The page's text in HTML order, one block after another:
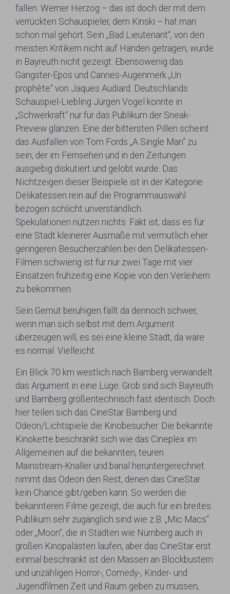
fallen. Werner Herzog – das ist doch der mit dem
verrückten Schauspieler, dem Kinski – hat man
schon mal gehört. Sein „Bad Lieutenant“, von den
meisten Kritikern nicht auf Händen getragen, wurde
in Bayreuth nicht gezeigt. Ebensowenig das
Gangster-Epos und Cannes-Augenmerk „Un
prophète“ von Jaques Audiard. Deutschlands
Schauspiel-Liebling Jürgen Vogel konnte in
„Schwerkraft“ nur für das Publikum der Sneak-
Preview glänzen. Eine der bittersten Pillen scheint
das Ausfallen von Tom Fords „A Single Man“ zu
sein, der im Fernsehen und in den Zeitungen
ausgiebig diskutiert und gelobt wurde. Das
Nichtzeigen dieser Beispiele ist in der Kategorie
Delikatessen rein auf die Programmauswahl
bezogen schlicht unverständlich.
Spekulationen nützen nichts. Fakt ist, dass es für
eine Stadt kleinerer Ausmaße mit vermutlich eher
geringeren Besucherzahlen bei den Delikatessen-
Filmen schwierig ist für nur zwei Tage mit vier
Einsätzen frühzeitig eine Kopie von den Verleihern
zu bekommen.
Sein Gemüt beruhigen fällt da dennoch schwer,
wenn man sich selbst mit dem Argument
überzeugen will, es sei eine kleine Stadt, da wäre
es normal. Vielleicht.
Ein Blick 70 km westlich nach Bamberg verwandelt
das Argument in eine Lüge. Grob sind sich Bayreuth
und Bamberg größentechnisch fast identisch. Doch
hier teilen sich das CineStar Bamberg und
Odeon/Lichtspiele die Kinobesucher. Die bekannte
Kinokette beschränkt sich wie das Cineplex im
Allgemeinen auf die bekannten, teuren
Mainstream-Knaller und banal heruntergerechnet
nimmt das Odeon den Rest, denen das CineStar
kein Chance gibt/geben kann. So werden die
bekannteren Filme gezeigt, die auch für ein breites
Publikum sehr zugänglich sind wie z.B. „Mic Macs“
oder „Moon“, die in Städten wie Nürnberg auch in
großen Kinopalästen laufen, aber das CineStar erst
einmal beschränkt ist den Massen an Blockbustern
und unzähligen Horror-, Comedy-, Kinder- und
Jugendfilmen Zeit und Raum geben zu müssen,